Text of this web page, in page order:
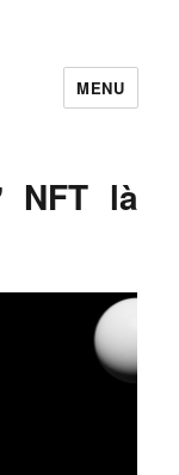
MENU
NFT là